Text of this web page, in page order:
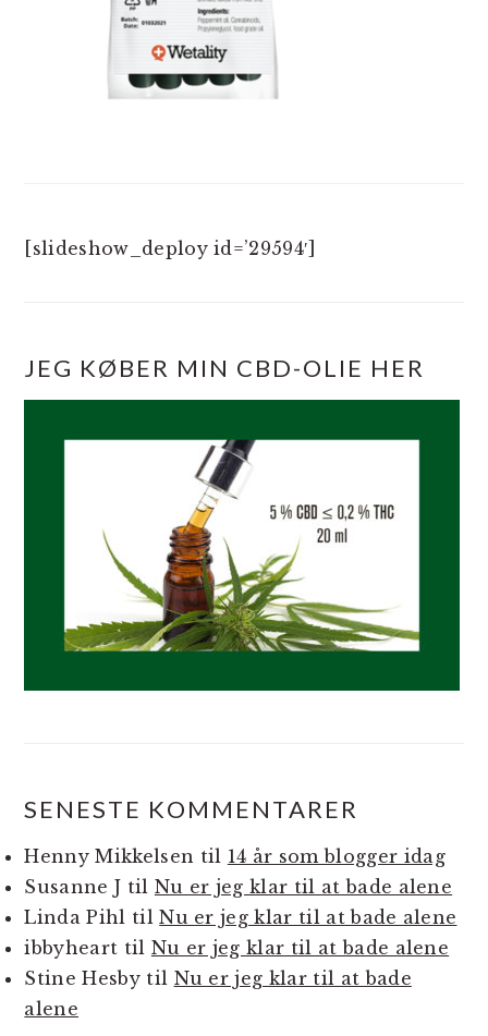
[slideshow_deploy id=’29594′]
JEG KØBER MIN CBD-OLIE HER
SENESTE KOMMENTARER
Henny Mikkelsen til 14 år som blogger idag
Susanne J til Nu er jeg klar til at bade alene
Linda Pihl tilNu er jeg klar til at bade alene
ibbyheart til Nu er jeg klar til at bade alene
Stine Hesbytil Nu er jeg klar til at bade
alene